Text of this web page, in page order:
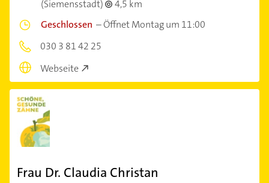
(Siemensstadt)
4,5 km
Geschlossen –Öffnet Montag um 11:00
030 3 81 42 25
Webseite
Frau Dr. Claudia Christan